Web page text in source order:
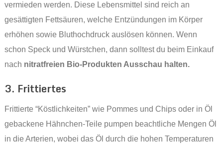
vermieden werden. Diese Lebensmittel sind reich an
gesättigten Fettsäuren, welche Entzündungen im Körper
erhöhen sowie Bluthochdruck auslösen können. Wenn
schon Speck und Würstchen, dann solltest du beim Einkauf
nach nitratfreien Bio-Produkten Ausschau halten.
3. Frittiertes
Frittierte “Köstlichkeiten” wie Pommes und Chips oder in Öl
gebackene Hähnchen-Teile pumpen beachtliche Mengen Öl
in die Arterien, wobei das Öl durch die hohen Temperaturen